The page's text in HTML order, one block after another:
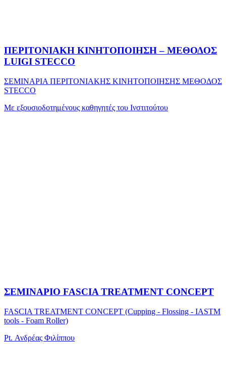
ΠΕΡΙΤΟΝΙΑΚΗ ΚΙΝΗΤΟΠΟΙΗΣΗ – ΜΕΘΟΔΟΣ
LUIGI STECCO
ΣΕΜΙΝΑΡΙΑ ΠΕΡΙΤΟΝΙΑΚΗΣ ΚΙΝΗΤΟΠΟΙΗΣΗΣ ΜΕΘΟΔΟΣ
STECCO
Με εξουσιοδοτημένους καθηγητές του Ινστιτούτου
ΣΕΜΙΝΑΡΙΟ FASCIA TREATMENT CONCEPT
FASCIA TREATMENT CONCEPT (Cupping - Flossing - IASTM
tools - Foam Roller)
Pt. Ανδρέας Φιλίππου